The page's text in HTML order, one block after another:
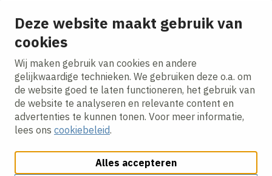
Deze website maakt gebruik van
cookies
Wij maken gebruik van cookies en andere
gelijkwaardige technieken. We gebruiken deze o.a. om
de website goed te laten functioneren, het gebruik van
de website te analyseren en relevante content en
advertenties te kunnen tonen. Voor meer informatie,
lees ons cookiebeleid.
Alles accepteren
Nieuws
Volg ons
LinkedIn